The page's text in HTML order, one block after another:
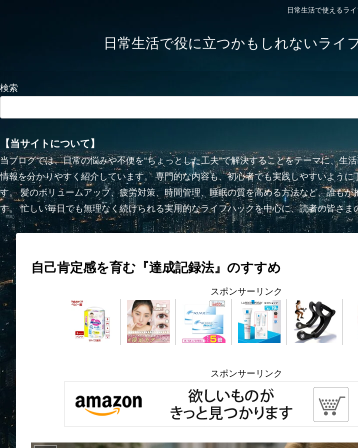
日常生活で使えるラ
日常生活で役に立つかもしれないライ
検索
【当サイトについて】
当ブログでは、日常の悩みや不便を“ちょっとした工夫”で解決することをテーマに、
情報を分かりやすく紹介しています。 専門的な内容も、初心者でも実践しやすいよう
す。 髪のボリュームアップ、疲労対策、時間管理、睡眠の質を高める方法など、誰も
す。 忙しい毎日でも無理なく続けられる実用的なライフハックを中心に、読者の皆さ
自己肯定感を育む『達成記録法』のすすめ
スポンサーリンク
スポンサーリンク